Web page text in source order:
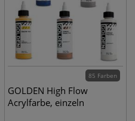
85 Farben
GOLDEN High Flow
Acrylfarbe, einzeln